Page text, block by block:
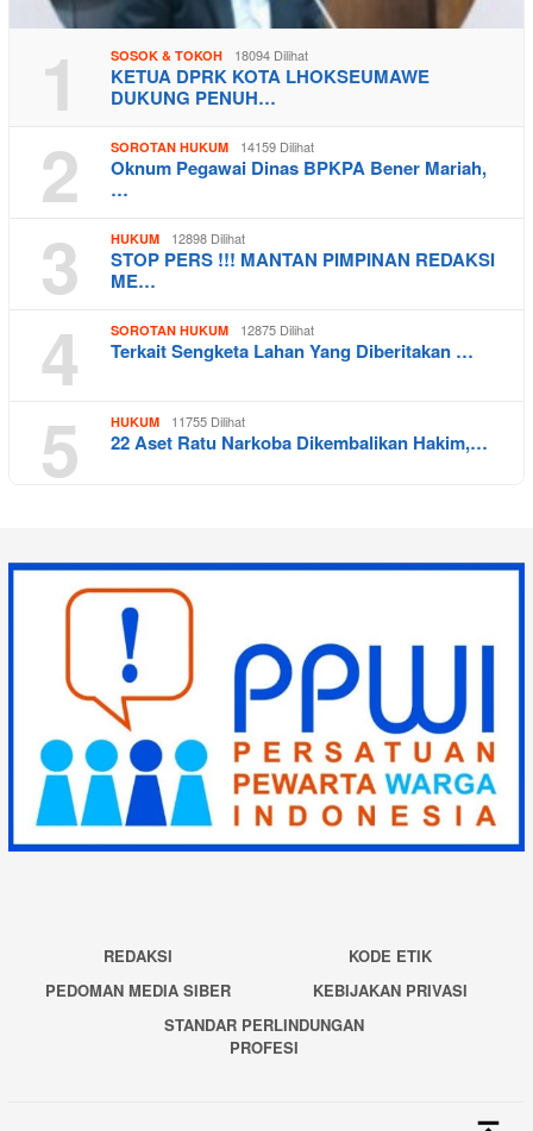
1 SOSOK & TOKOH 18094 Dilihat
KETUA DPRK KOTA LHOKSEUMAWE
DUKUNG PENUH…
2 SOROTAN HUKUM 14159 Dilihat
Oknum Pegawai Dinas BPKPA Bener Mariah,
…
3 HUKUM 12898 Dilihat
STOP PERS !!! MANTAN PIMPINAN REDAKSI
ME…
4 SOROTAN HUKUM 12875 Dilihat
Terkait Sengketa Lahan Yang Diberitakan …
5 HUKUM 11755 Dilihat
22 Aset Ratu Narkoba Dikembalikan Hakim,…
REDAKSI
KODE ETIK
PEDOMAN MEDIA SIBER
KEBIJAKAN PRIVASI
STANDAR PERLINDUNGAN
PROFESI